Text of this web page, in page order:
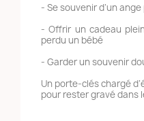
- Se souvenir d’un
- Offrir un cadeau
perdu un bébé
- Garder un souvenir
Un porte-clés chargé
pour rester gravé dans